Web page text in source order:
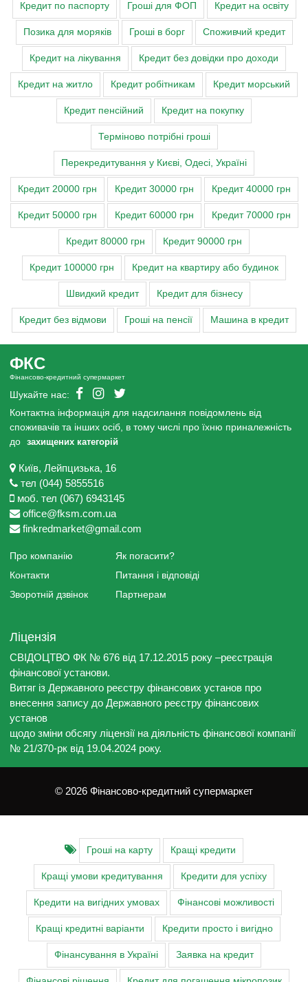
Кредит по паспорту Гроші для ФОП Кредит на освіту
Позика для моряків Гроші в борг Споживчий кредит
Кредит на лікування Кредит без довідки про доходи
Кредит на житло Кредит робітникам Кредит морський
Кредит пенсійний Кредит на покупку
Терміново потрібні гроші
Перекредитування у Києві, Одесі, Україні
Кредит 20000 грн Кредит 30000 грн Кредит 40000 грн
Кредит 50000 грн Кредит 60000 грн Кредит 70000 грн
Кредит 80000 грн Кредит 90000 грн
Кредит 100000 грн Кредит на квартиру або будинок
Швидкий кредит Кредит для бізнесу
Кредит без відмови Гроші на пенсії Машина в кредит
ФКС
Фінансово-кредитний супермаркет
Шукайте нас:
Контактна інформація для надсилання повідомлень від
споживачів та інших осіб, в тому числі про їхню приналежність
до
захищених категорій
Київ, Лейпцизька, 16
тел (044) 5855516
моб. тел (067) 6943145
office@fksm.com.ua
finkredmarket@gmail.com
Про компанію
Контакти
Зворотній дзвінок
Як погасити?
Питання і відповіді
Партнерам
Ліцензія
СВІДОЦТВО ФК № 676 від 17.12.2015 року –реєстрація
фінансової установи.
Витяг із Державного реєстру фінансових установ про
внесення запису до Державного реєстру фінансових
установ
щодо зміни обсягу ліцензії на діяльність фінансової компанії
№ 21/370-рк від 19.04.2024 року.
© 2026 Фінансово-кредитний супермаркет
Гроші на карту Кращі кредити
Кращі умови кредитування Кредити для успіху
Кредити на вигідних умовах Фінансові можливості
Кращі кредитні варіанти Кредити просто і вигідно
Фінансування в Україні Заявка на кредит